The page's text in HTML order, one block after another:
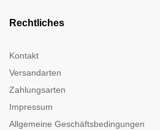
Rechtliches
Kontakt
Versandarten
Zahlungsarten
Impressum
Allgemeine Geschäftsbedingungen